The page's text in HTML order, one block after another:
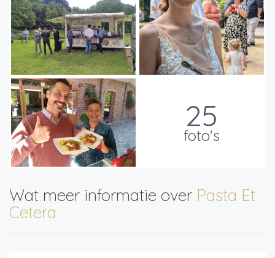
25
foto's
Wat meer informatie over Pasta Et
Cetera